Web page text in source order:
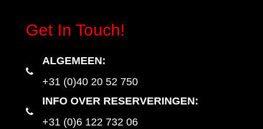
Get In Touch!
ALGEMEEN:
+31 (0)40 20 52 750
INFO OVER RESERVERINGEN:
+31 (0)6 122 732 06